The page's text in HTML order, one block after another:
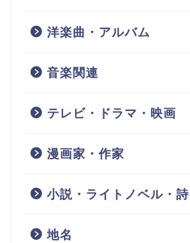
洋楽曲・アルバム
音楽関連
テレビ・ドラマ・映画
漫画家・作家
小説・ライトノベル・詩
地名